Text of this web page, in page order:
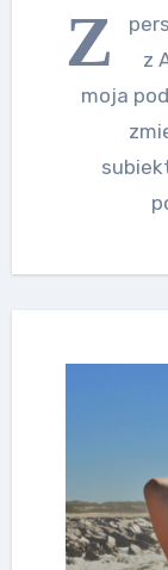
Z
z
moja